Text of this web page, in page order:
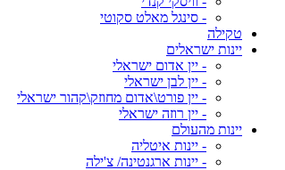
- סינגל מאלט סקוטי
טקילה
יינות ישראלים
- יין אדום ישראלי
- יין לבן ישראלי
- יין פורט\אדום מחוזק\קהור ישראלי
- יין רוזה ישראלי
יינות מהעולם
- יינות איטליה
- יינות ארגנטינה/ צ'ילה